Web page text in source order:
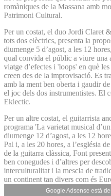
romàniques de la Massana amb
Patrimoni Cultural.
Per un costat, el duo Jordi Claret
tots dos elèctrics, presenta la
diumenge 5 d’agost, a les 12
qual convida el públic a viure una
viatge d’efectes i 'loops' en què
creen des de la improvisació. Es
amb la ment ben oberta i gaudir
el joc dels dos instrumentistes. El
Eklectic.
Per un altre costat, el guitarrista
programa 'La varietat musical
diumenge 12 d’agost, a les 12
Pal i, a les 20 hores, a l’església
de la guitarra clàssica, Font
ben conegudes i d’altres per
interculturalitat i la mescla de
un continent tan divers com és
Google Adsense està